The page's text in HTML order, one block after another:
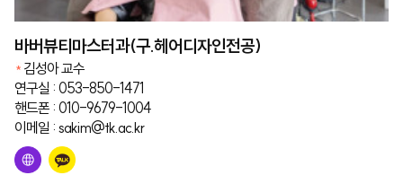
바버뷰티마스터과(구.헤어디자인전공)
김성아 교수
연구실 : 053-850-1471
핸드폰 : 010-9679-1004
이메일 : sakim@tk.ac.kr